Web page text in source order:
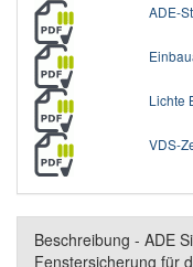
ADE-
Lichte
VDS-
Beschreibung - ADE
Fenstersicherung für